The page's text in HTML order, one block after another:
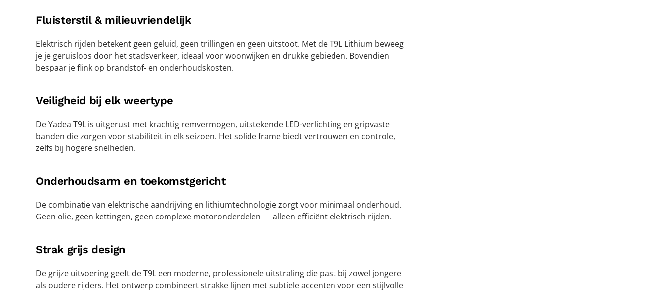
Fluisterstil & milieuvriendelijk
Elektrisch rijden betekent geen geluid, geen trillingen en geen uitstoot. Met de T9L Lithium beweeg
je je geruisloos door het stadsverkeer, ideaal voor woonwijken en drukke gebieden. Bovendien
bespaar je flink op brandstof- en onderhoudskosten.
Veiligheid bij elk weertype
De Yadea T9L is uitgerust met krachtig remvermogen, uitstekende LED-verlichting en gripvaste
banden die zorgen voor stabiliteit in elk seizoen. Het solide frame biedt vertrouwen en controle,
zelfs bij hogere snelheden.
Onderhoudsarm en toekomstgericht
De combinatie van elektrische aandrijving en lithiumtechnologie zorgt voor minimaal onderhoud.
Geen olie, geen kettingen, geen complexe motoronderdelen — alleen efficiënt elektrisch rijden.
Strak grijs design
De grijze uitvoering geeft de T9L een moderne, professionele uitstraling die past bij zowel jongere
als oudere rijders. Het ontwerp combineert strakke lijnen met subtiele accenten voor een stijlvolle